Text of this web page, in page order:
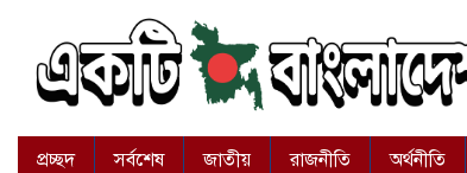
প্রচ্ছদ সর্বশেষ জাতীয় রাজনীতি অর্থনীতি